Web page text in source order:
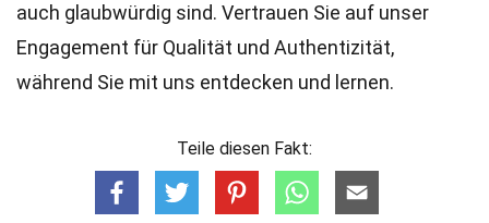
auch glaubwürdig sind. Vertrauen Sie auf unser
Engagement für Qualität und Authentizität,
während Sie mit uns entdecken und lernen.
Teile diesen Fakt: